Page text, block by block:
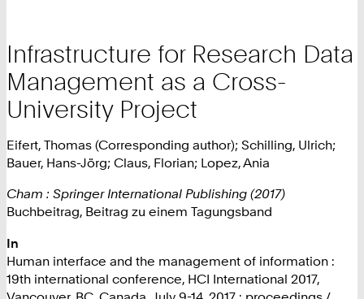
Infrastructure for Research Data
Management as a Cross-
University Project
Eifert, Thomas (Corresponding author); Schilling, Ulrich;
Bauer, Hans-Jörg; Claus, Florian; Lopez, Ania
Cham : Springer International Publishing (2017)
Buchbeitrag, Beitrag zu einem Tagungsband
In
Human interface and the management of information :
19th international conference, HCI International 2017,